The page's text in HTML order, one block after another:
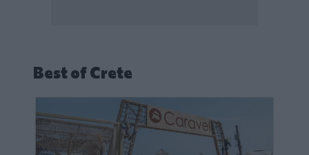
Best of Crete